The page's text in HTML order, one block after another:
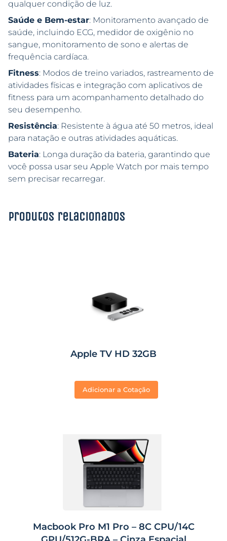
qualquer condição de luz.
Saúde e Bem-estar: Monitoramento avançado de
saúde, incluindo ECG, medidor de oxigênio no
sangue, monitoramento de sono e alertas de
frequência cardíaca.
Fitness: Modos de treino variados, rastreamento de
atividades físicas e integração com aplicativos de
fitness para um acompanhamento detalhado do
seu desempenho.
Resistência: Resistente à água até 50 metros, ideal
para natação e outras atividades aquáticas.
Bateria: Longa duração da bateria, garantindo que
você possa usar seu Apple Watch por mais tempo
sem precisar recarregar.
Produtos relacionados
Apple TV HD 32GB
Adicionar a Cotação
Macbook Pro M1 Pro – 8C CPU/14C